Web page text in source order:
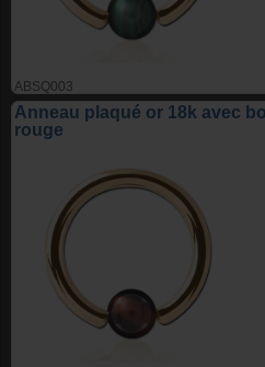
ABSQ003
Anneau plaqué or 18k avec
rouge